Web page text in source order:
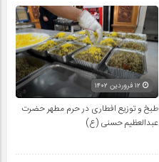
طبخ و توزیع افطاری در حرم مطهر حضرت
عبدالعظیم حسنی (ع)